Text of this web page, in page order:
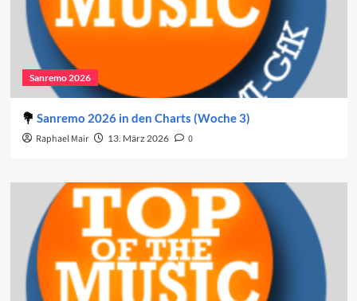
Sanremo 2026
Sanremo 2026 in den Charts (Woche 3)
Raphael Mair 13. März 2026 0